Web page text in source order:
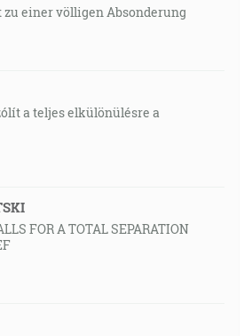
zu einer völligen Absonderung
a teljes elkülönülésre a
FOR A TOTAL SEPARATION